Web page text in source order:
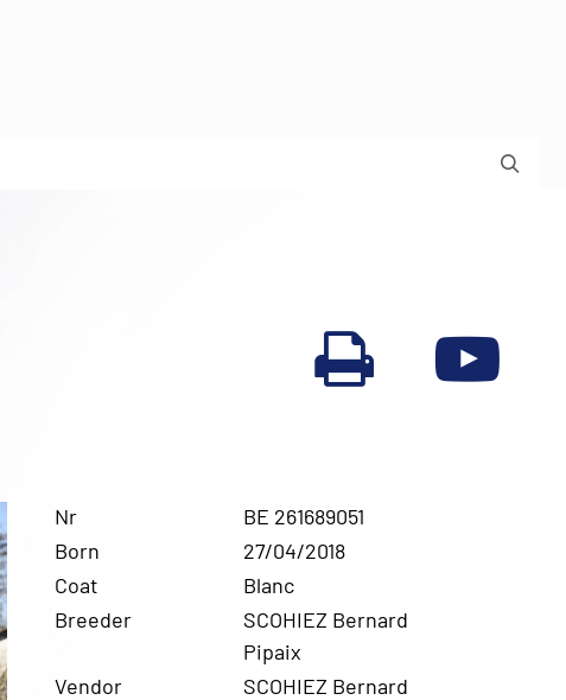
Nr
BE 261689051
Born
27/04/2018
Coat
Blanc
Breeder
SCOHIEZ Bernard
Pipaix
Vendor
SCOHIEZ Bernard